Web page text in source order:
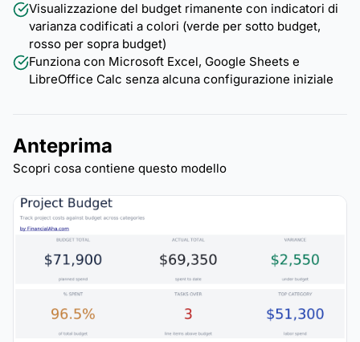
Visualizzazione del budget rimanente con indicatori di
varianza codificati a colori (verde per sotto budget,
rosso per sopra budget)
Funziona con Microsoft Excel, Google Sheets e
LibreOffice Calc senza alcuna configurazione iniziale
Anteprima
Scopri cosa contiene questo modello